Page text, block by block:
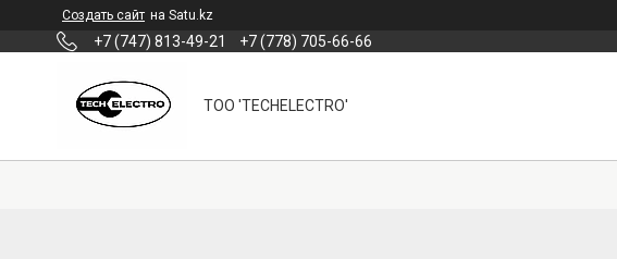
Создать сайт на Satu.kz
+7 (747) 813-49-21 +7 (778) 705-66-66
ТОО 'TECHELECTRO'